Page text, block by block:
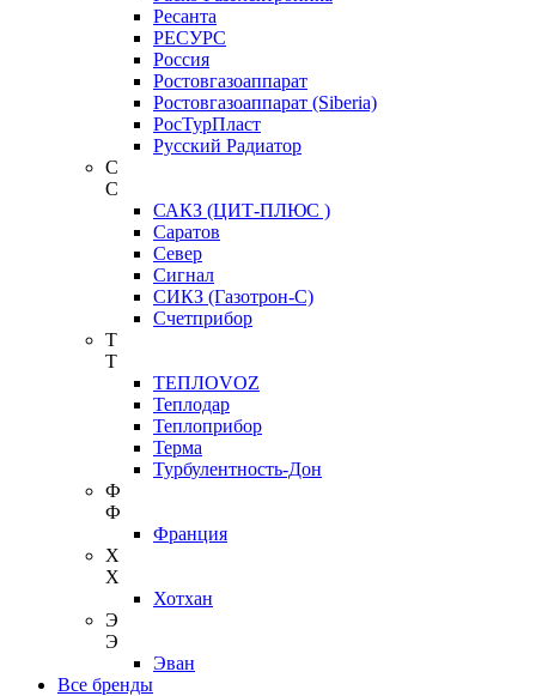
Ресанта
РЕСУРС
Россия
Ростовгазоаппарат
Ростовгазоаппарат (Siberia)
РосТурПласт
Русский Радиатор
С
С
САКЗ (ЦИТ-ПЛЮС )
Саратов
Север
Сигнал
СИКЗ (Газотрон-С)
Счетприбор
Т
Т
ТЕПЛОVOZ
Теплодар
Теплоприбор
Терма
Турбулентность-Дон
Ф
Ф
Франция
Х
Х
Хотхан
Э
Э
Эван
Все бренды